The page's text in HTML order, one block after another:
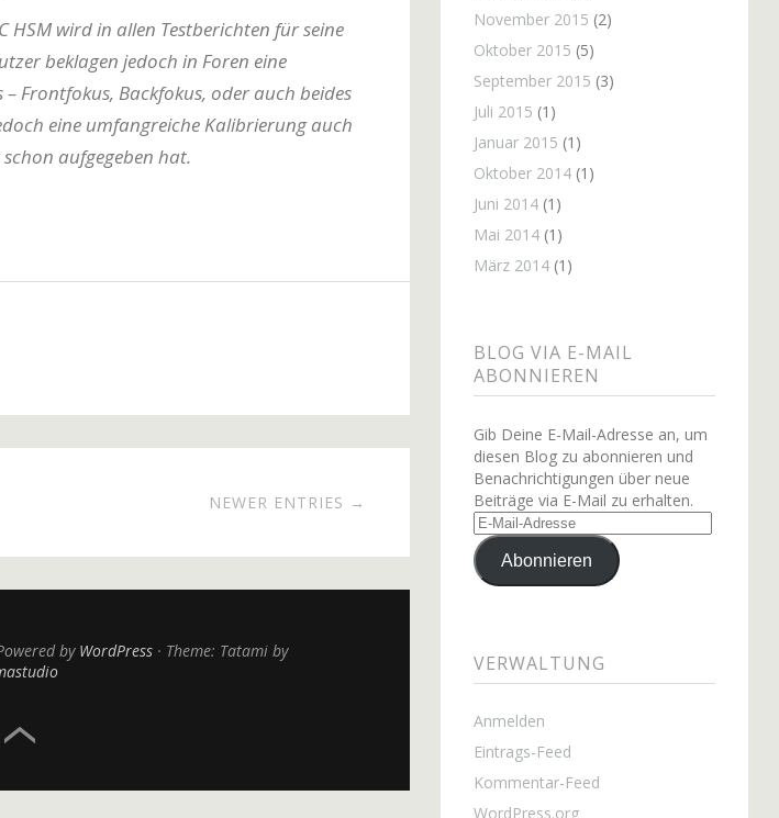
HSM wird in allen Testberichten für seine
beklagen jedoch in Foren eine
Frontfokus, Backfokus, oder auch beides
eine umfangreiche Kalibrierung auch
aufgegeben hat.
NEWER ENTRIES →
by WordPress
Theme: Tatami by
November 2015 (2)
Oktober 2015 (5)
September 2015 (3)
Juli 2015 (1)
Januar 2015 (1)
Oktober 2014(1)
Juni 2014(1)
Mai 2014(1)
März 2014(1)
BLOG VIA E-MAIL
ABONNIEREN
Gib Deine E-Mail-Adresse an, um
diesen Blog zu abonnieren und
Benachrichtigungen über neue
Beiträge via E-Mail zu erhalten.
Abonnieren
VERWALTUNG
Anmelden
Eintrags-Feed
Kommentar-Feed
WordPress.org